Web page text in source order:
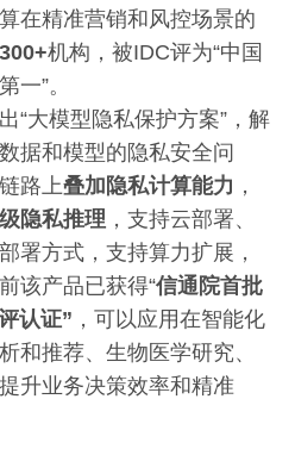
在精准营销和风控场景的
300+机构，被IDC评为“中国
一”。
“大模型隐私保护方案”，解
据和模型的隐私安全问
路上叠加隐私计算能力 ，
隐私推理 ，支持云部署、
署方式，支持算力扩展，
该产品已获得“信通院首批
认证” ，可以应用在智能化
和推荐、生物医学研究、
升业务决策效率和精准